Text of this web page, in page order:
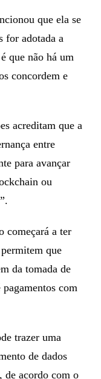
que ela se
for adotada a
que não há um
concordem e
acreditam que a
entre
para avançar
ou
começará a ter
que
da tomada de
com
trazer uma
de dados
de acordo com o